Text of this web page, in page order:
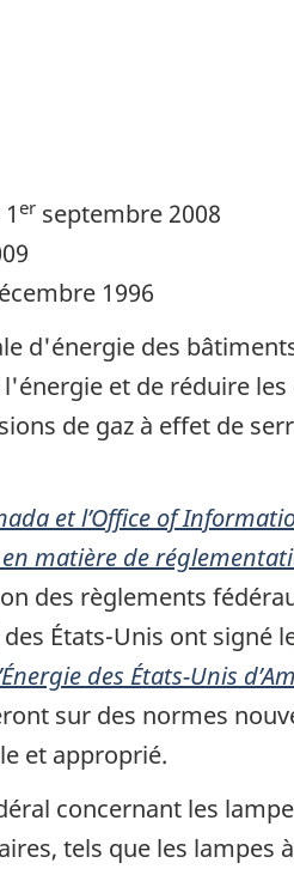
er septembre 2008
1996
d'énergie des
et de réduire
de gaz à effet de
et l’Office of
en matière de
des règlements
États-Unis ont signé
des États-Unis
sur des normes
et approprié.
concernant les
tels que les lampes